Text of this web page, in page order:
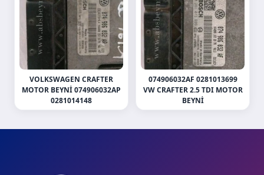
VOLKSWAGEN CRAFTER
MOTOR BEYNI 074906032AP
0281014148
074906032AF 0281013699
VW CRAFTER 2.5 TDI MOTOR
BEYNI